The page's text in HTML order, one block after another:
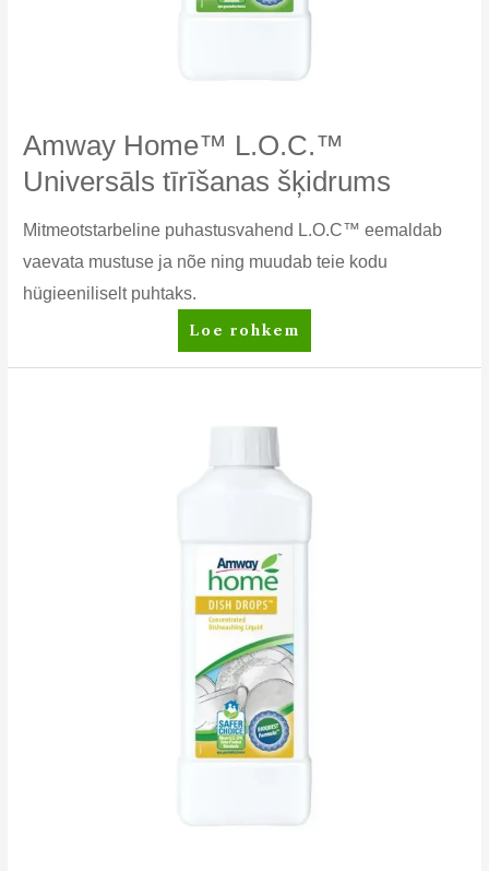
Amway Home™ L.O.C.™
Universāls tīrīšanas šķidrums
Mitmeotstarbeline puhastusvahend L.O.C™ eemaldab
vaevata mustuse ja nõe ning muudab teie kodu
hügieeniliselt puhtaks.
Amway
Home™
tīrīšanas
Loe rohkem